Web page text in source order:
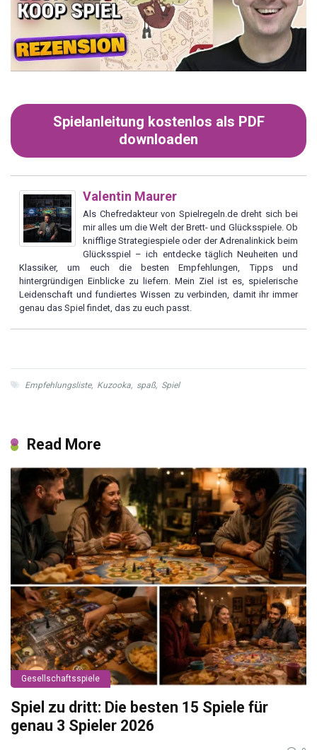
Spielanleitung kostenlos als PDF
downloaden
Valentin Maurer
Als Chefredakteur von Spielregeln.de dreht sich bei
mir alles um die Welt der Brett- und Glücksspiele. Ob
knifflige Strategiespiele oder der Adrenalinkick beim
Glücksspiel – ich entdecke täglich Neuheiten und
Klassiker, um euch die besten Empfehlungen, Tipps und
hintergründigen Einblicke zu liefern. Mein Ziel ist es, spielerische
Leidenschaft und fundiertes Wissen zu verbinden, damit ihr immer
genau das Spiel findet, das zu euch passt.
Empfehlungsliste, Kuzooka, spaß, Spiel
Read More
Gesellschaftsspiele
Spiel zu dritt: Die besten 15 Spiele für
genau 3 Spieler 2026